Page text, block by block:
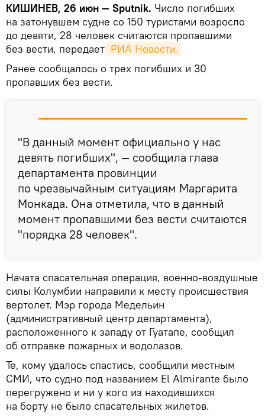
КИШИНЕВ, 26 июн — Sputnik. Число погибших
на затонувшем судне со 150 туристами возросло
до девяти, 28 человек считаются пропавшими
без вести, передает РИА Новости.
Ранее сообщалось о трех погибших и 30
пропавших без вести.
"В данный момент официально у нас
девять погибших", — сообщила глава
департамента провинции
по чрезвычайным ситуациям Маргарита
Монкада. Она отметила, что в данный
момент пропавшими без вести считаются
"порядка 28 человек".
Начата спасательная операция, военно-воздушные
силы Колумбии направили к месту происшествия
вертолет. Мэр города Медельин
(административный центр департамента),
расположенного к западу от Гуатапе, сообщил
об отправке пожарных и водолазов.
Те, кому удалось спастись, сообщили местным
СМИ, что судно под названием El Almirante было
перегружено и ни у кого из находившихся
на борту не было спасательных жилетов.